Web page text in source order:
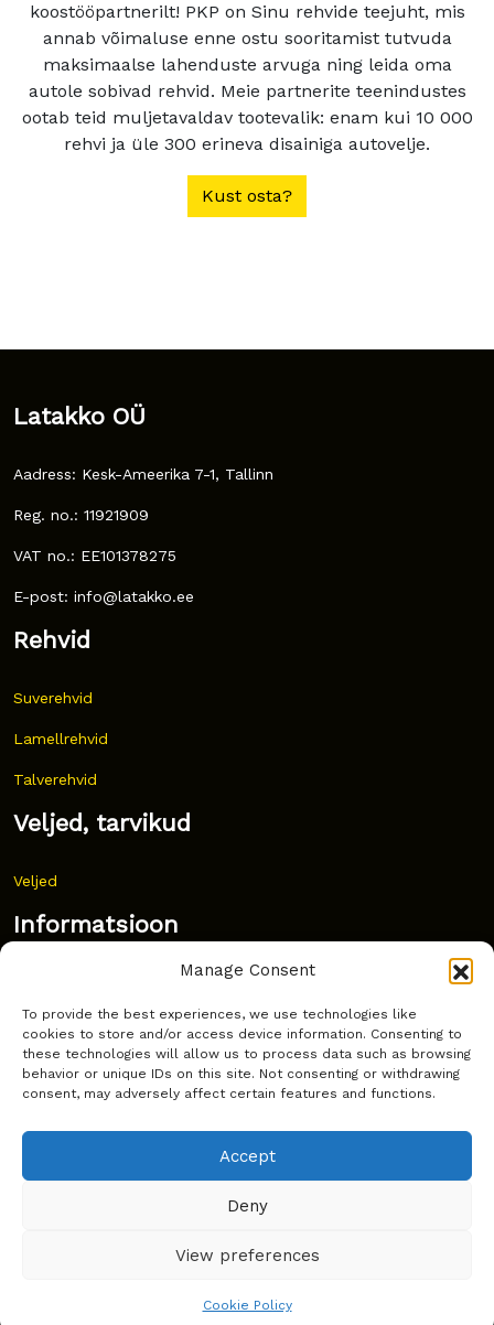
Manage Consent
To provide the best experiences, we use technologies like
cookies to store and/or access device information. Consenting to
these technologies will allow us to process data such as browsing
behavior or unique IDs on this site. Not consenting or withdrawing
consent, may adversely affect certain features and functions.
Accept
Deny
View preferences
Cookie Policy
koostööpartnerilt! PKP on Sinu rehvide teejuht, mis
annab võimaluse enne ostu sooritamist tutvuda
maksimaalse lahenduste arvuga ning leida oma
autole sobivad rehvid. Meie partnerite teenindustes
ootab teid muljetavaldav tootevalik: enam kui 10 000
rehvi ja üle 300 erineva disainiga autovelje.
Kust osta?
Latakko OÜ
Aadress: Kesk-Ameerika 7-1, Tallinn
Reg. no.: 11921909
VAT no.: EE101378275
E-post: info@latakko.ee
Rehvid
Suverehvid
Lamellrehvid
Talverehvid
Veljed, tarvikud
Veljed
Informatsioon
Korduma kippuvad küsimused
Kust osta?
Küpsiste poliitika
Copyright © Latakko 2024